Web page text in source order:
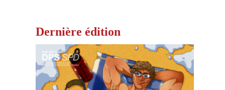
Dernière édition